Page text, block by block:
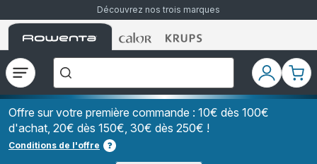
Découvrez nos trois marques
Accueil
Rowenta
Accueil
Rowenta
Accueil
Rowenta
Ouvrir
le
menu
recherchez-
vous
?","Aspirateurs
à
Grains","Centrales
Vapeurs","Sèche
Cheveux"]
Mon
compte
Mon
Offre sur votre première commande : 10€ dès 100€
d'achat, 20€ dès 150€, 30€ dès 250€ !
Conditions de l'offre